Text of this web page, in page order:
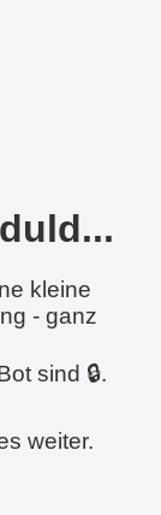
kleine
- ganz
sind 🔒.
weiter.